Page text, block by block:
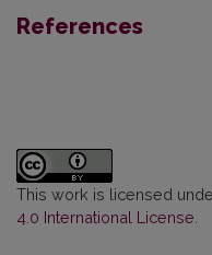
References
This work is licensed
4.0 International License